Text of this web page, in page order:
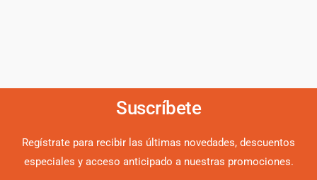
Suscríbete
Regístrate para recibir las últimas novedades, descuentos
especiales y acceso anticipado a nuestras promociones.